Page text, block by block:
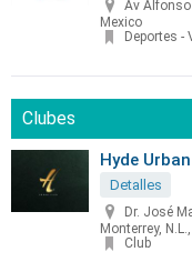
Av Alfonso
Mexico
Deportes -
Clubes
Hyde
Detalles
Dr. José
Monterrey,
Club